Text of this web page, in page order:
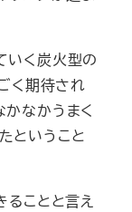
いく炭火型の
く期待され
なかうまく
ということ
ることと言え